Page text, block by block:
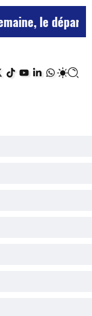
reste